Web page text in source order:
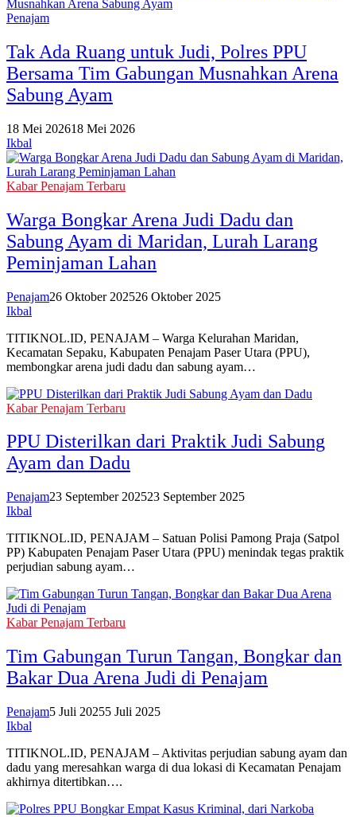
Penajam
Tak Ada Ruang untuk Judi, Polres PPU
Bersama Tim Gabungan Musnahkan Arena
Sabung Ayam‎
18 Mei 202618 Mei 2026
Ikbal
Kabar Penajam Terbaru
Warga Bongkar Arena Judi Dadu dan
Sabung Ayam di Maridan, Lurah Larang
Peminjaman Lahan
Penajam26 Oktober 202526 Oktober 2025
Ikbal
TITIKNOL.ID, PENAJAM – Warga Kelurahan Maridan,
Kecamatan Sepaku, Kabupaten Penajam Paser Utara (PPU),
membongkar arena judi dadu dan sabung ayam…
Kabar Penajam Terbaru
PPU Disterilkan dari Praktik Judi Sabung
Ayam dan Dadu
Penajam23 September 202523 September 2025
Ikbal
TITIKNOL.ID, PENAJAM – Satuan Polisi Pamong Praja (Satpol
PP) Kabupaten Penajam Paser Utara (PPU) menindak tegas praktik
perjudian sabung ayam…
Kabar Penajam Terbaru
Tim Gabungan Turun Tangan, Bongkar dan
Bakar Dua Arena Judi di Penajam
Penajam5 Juli 20255 Juli 2025
Ikbal
TITIKNOL.ID, PENAJAM – Aktivitas perjudian sabung ayam dan
dadu yang meresahkan warga di dua lokasi di Kecamatan Penajam
akhirnya ditertibkan….